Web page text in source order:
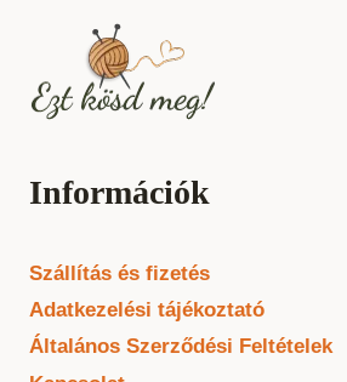
Információk
Szállítás és fizetés
Adatkezelési tájékoztató
Általános Szerződési Feltételek